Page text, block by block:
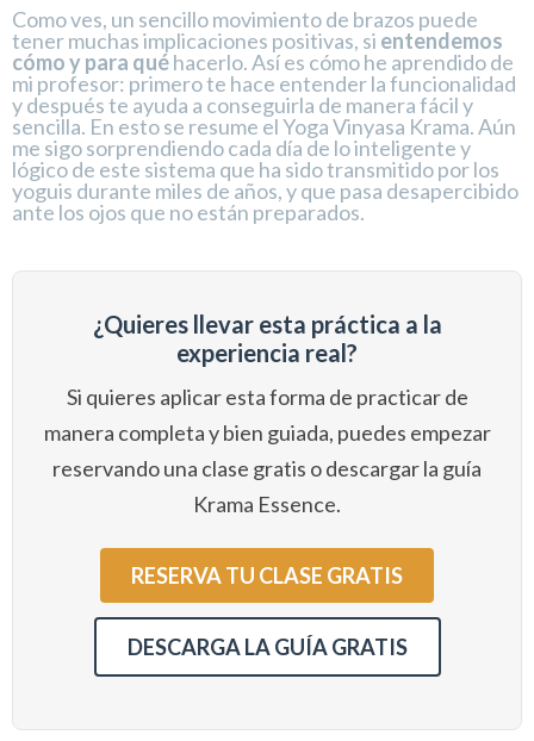
Como ves, un sencillo movimiento de brazos puede
tener muchas implicaciones positivas, si entendemos
cómo y para quéhacerlo. Así es cómo he aprendido de
mi profesor: primero te hace entender la funcionalidad
y después te ayuda a conseguirla de manera fácil y
sencilla. En esto se resume el Yoga Vinyasa Krama. Aún
me sigo sorprendiendo cada día de lo inteligente y
lógico de este sistema que ha sido transmitido por los
yoguis durante miles de años, y que pasa desapercibido
ante los ojos que no están preparados.
¿Quieres llevar esta práctica a la
experiencia real?
Si quieres aplicar esta forma de practicar de
manera completa y bien guiada, puedes empezar
reservando una clase gratis o descargar la guía
Krama Essence.
RESERVA TU CLASE GRATIS
DESCARGA LA GUÍA GRATIS